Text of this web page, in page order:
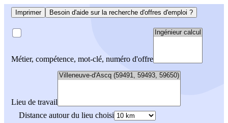
Imprimer Besoin d'aide sur la recherche d'offres d'emploi ?
Métier, compétence, mot-clé, numéro d'offre
Lieu de travail
Distance autour du lieu choisi